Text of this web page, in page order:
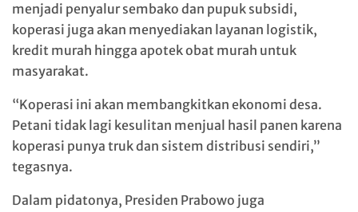
menjadi penyalur sembako dan pupuk subsidi,
koperasi juga akan menyediakan layanan logistik,
kredit murah hingga apotek obat murah untuk
masyarakat.
“Koperasi ini akan membangkitkan ekonomi desa.
Petani tidak lagi kesulitan menjual hasil panen karena
koperasi punya truk dan sistem distribusi sendiri,”
tegasnya.
Dalam pidatonya, Presiden Prabowo juga